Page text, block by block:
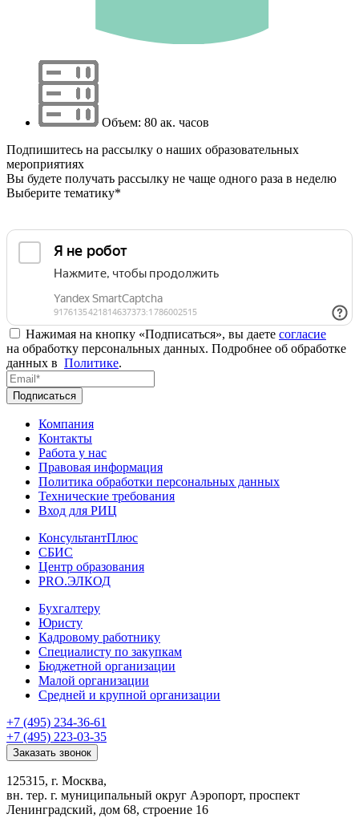
Объем: 80 ак. часов
Подпишитесь на рассылку о наших образовательных
мероприятиях
Вы будете получать рассылку не чаще одного раза в неделю
Выберите тематику*
Нажимая на кнопку «Подписаться», вы даете согласие
на обработку персональных данных. Подробнее об обработке
данных в Политике.
Подписаться
Компания
Контакты
Работа у нас
Правовая информация
Политика обработки персональных данных
Технические требования
Вход для РИЦ
КонсультантПлюс
СБИС
Центр образования
PRO.ЭЛКОД
Бухгалтеру
Юристу
Кадровому работнику
Специалисту по закупкам
Бюджетной организации
Малой организации
Средней и крупной организации
+7 (495) 234-36-61
+7 (495) 223-03-35
Заказать звонок
125315, г. Москва,
вн. тер. г. муниципальный округ Аэропорт, проспект
Ленинградский, дом 68, строение 16